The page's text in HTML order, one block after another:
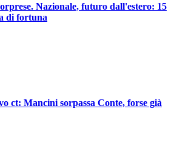
Nazionale, futuro dall'estero: 15
di fortuna
ct: Mancini sorpassa Conte, forse già